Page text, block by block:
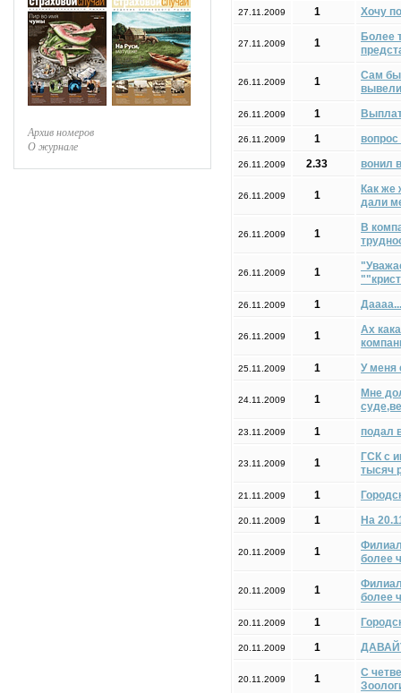
Архив номеров
О журнале
27.11.2009 1 Хочу
27.11.2009 1
Более
26.11.2009 1
Сам
26.11.2009 1
26.11.2009 1
26.11.2009 2.33 вонил
26.11.2009 1
Как же
дали
26.11.2009 1
В
26.11.2009 1
26.11.2009 1
26.11.2009 1
Ах
25.11.2009 1 У меня
24.11.2009 1
Мне
23.11.2009 1 подал
23.11.2009 1
ГСК с
тысяч
21.11.2009 1
20.11.2009 1 На
20.11.2009 1
более
20.11.2009 1
более
20.11.2009 1
20.11.2009 1
20.11.2009 1
С